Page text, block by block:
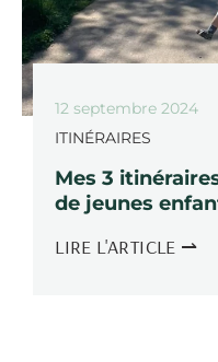
12 septembre 2024
ITINÉRAIRES
Mes 3
de jeunes
LIRE L'ARTICLE ⇀